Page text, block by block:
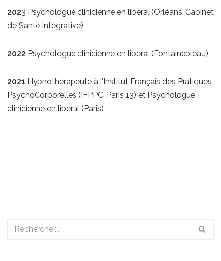
2023 Psychologue clinicienne en libéral (Orléans, Cabinet
de Santé Intégrative)
2022 Psychologue clinicienne en libéral (Fontainebleau)
2021 Hypnothérapeute à l’Institut Français des Pratiques
PsychoCorporelles (IFPPC, Paris 13) et Psychologue
clinicienne en libéral (Paris)